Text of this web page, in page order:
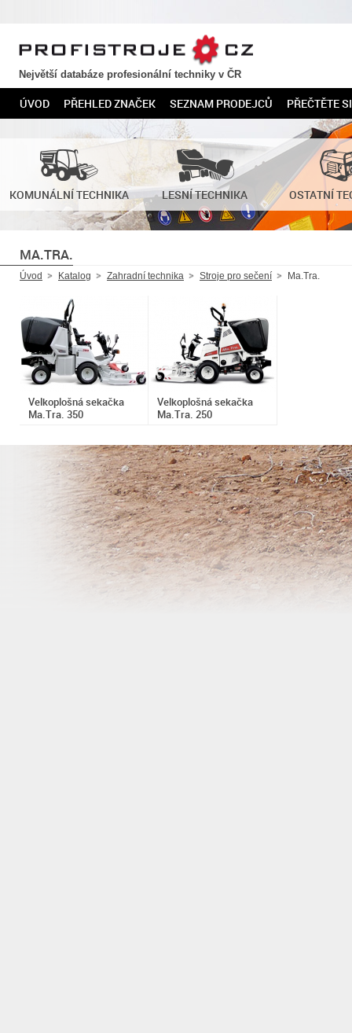
PROFISTROJE.CZ
Největší databáze profesionální techniky v ČR
ÚVOD PŘEHLED ZNAČEK SEZNAM PRODEJCŮ PŘEČTĚTE SI
KOMUNÁLNÍ TECHNIKA LESNÍ TECHNIKA OSTATNÍ
MA.TRA.
Úvod Katalog Zahradní technika Stroje pro sečení Ma.Tra.
Velkoplošná sekačka
Ma.Tra. 350
Velkoplošná sekačka
Ma.Tra. 250